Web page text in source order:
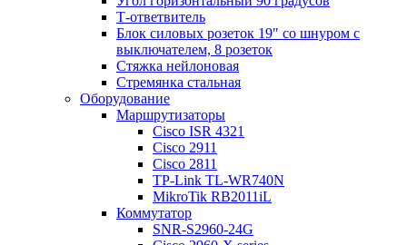
Т-ответвитель
Блок силовых розеток 19″ со шнуром с
выключателем, 8 розеток
Стяжка нейлоновая
Стремянка стальная
Оборудование
Маршрутизаторы
Cisco ISR 4321
Cisco 2911
Cisco 2811
TP-Link TL-WR740N
MikroTik RB2011iL
Коммутатор
SNR-S2960-24G